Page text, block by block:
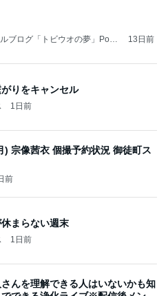
ブログ「トビウオの夢」Pow
13日前
りをキャンセル
1日前
) 宗像茜衣 個撮予約状況 御徒町ス
前
まらない週末
1日前
んを理解できる人はいないかも知